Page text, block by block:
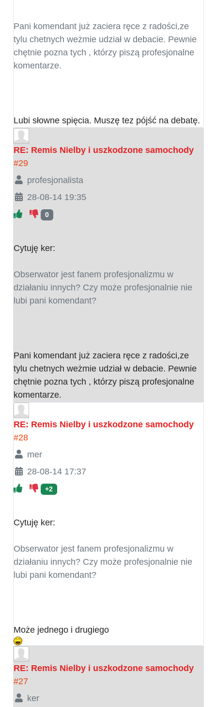
Pani komendant już zaciera ręce z radości,ze
tylu chetnych weżmie udział w debacie. Pewnie
chętnie pozna tych , którzy piszą profesjonalne
komentarze.
Lubi słowne spięcia. Muszę tez pójść na debatę.
RE: Remis Nielby i uszkodzone samochody
#29
profesjonalista
28-08-14 19:35
0
Cytuję ker:
Obserwator jest fanem profesjonalizmu w
działaniu innych? Czy może profesjonalnie nie
lubi pani komendant?
Pani komendant już zaciera ręce z radości,ze
tylu chetnych weżmie udział w debacie. Pewnie
chętnie pozna tych , którzy piszą profesjonalne
komentarze.
RE: Remis Nielby i uszkodzone samochody
#28
mer
28-08-14 17:37
+2
Cytuję ker:
Obserwator jest fanem profesjonalizmu w
działaniu innych? Czy może profesjonalnie nie
lubi pani komendant?
Może jednego i drugiego
RE: Remis Nielby i uszkodzone samochody
#27
ker